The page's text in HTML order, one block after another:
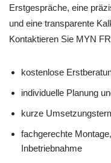
Erstgespräche, eine
und eine transparente
Kontaktieren Sie MYN
kostenlose
individuelle Planung
kurze
fachgerechte
Inbetriebnahme